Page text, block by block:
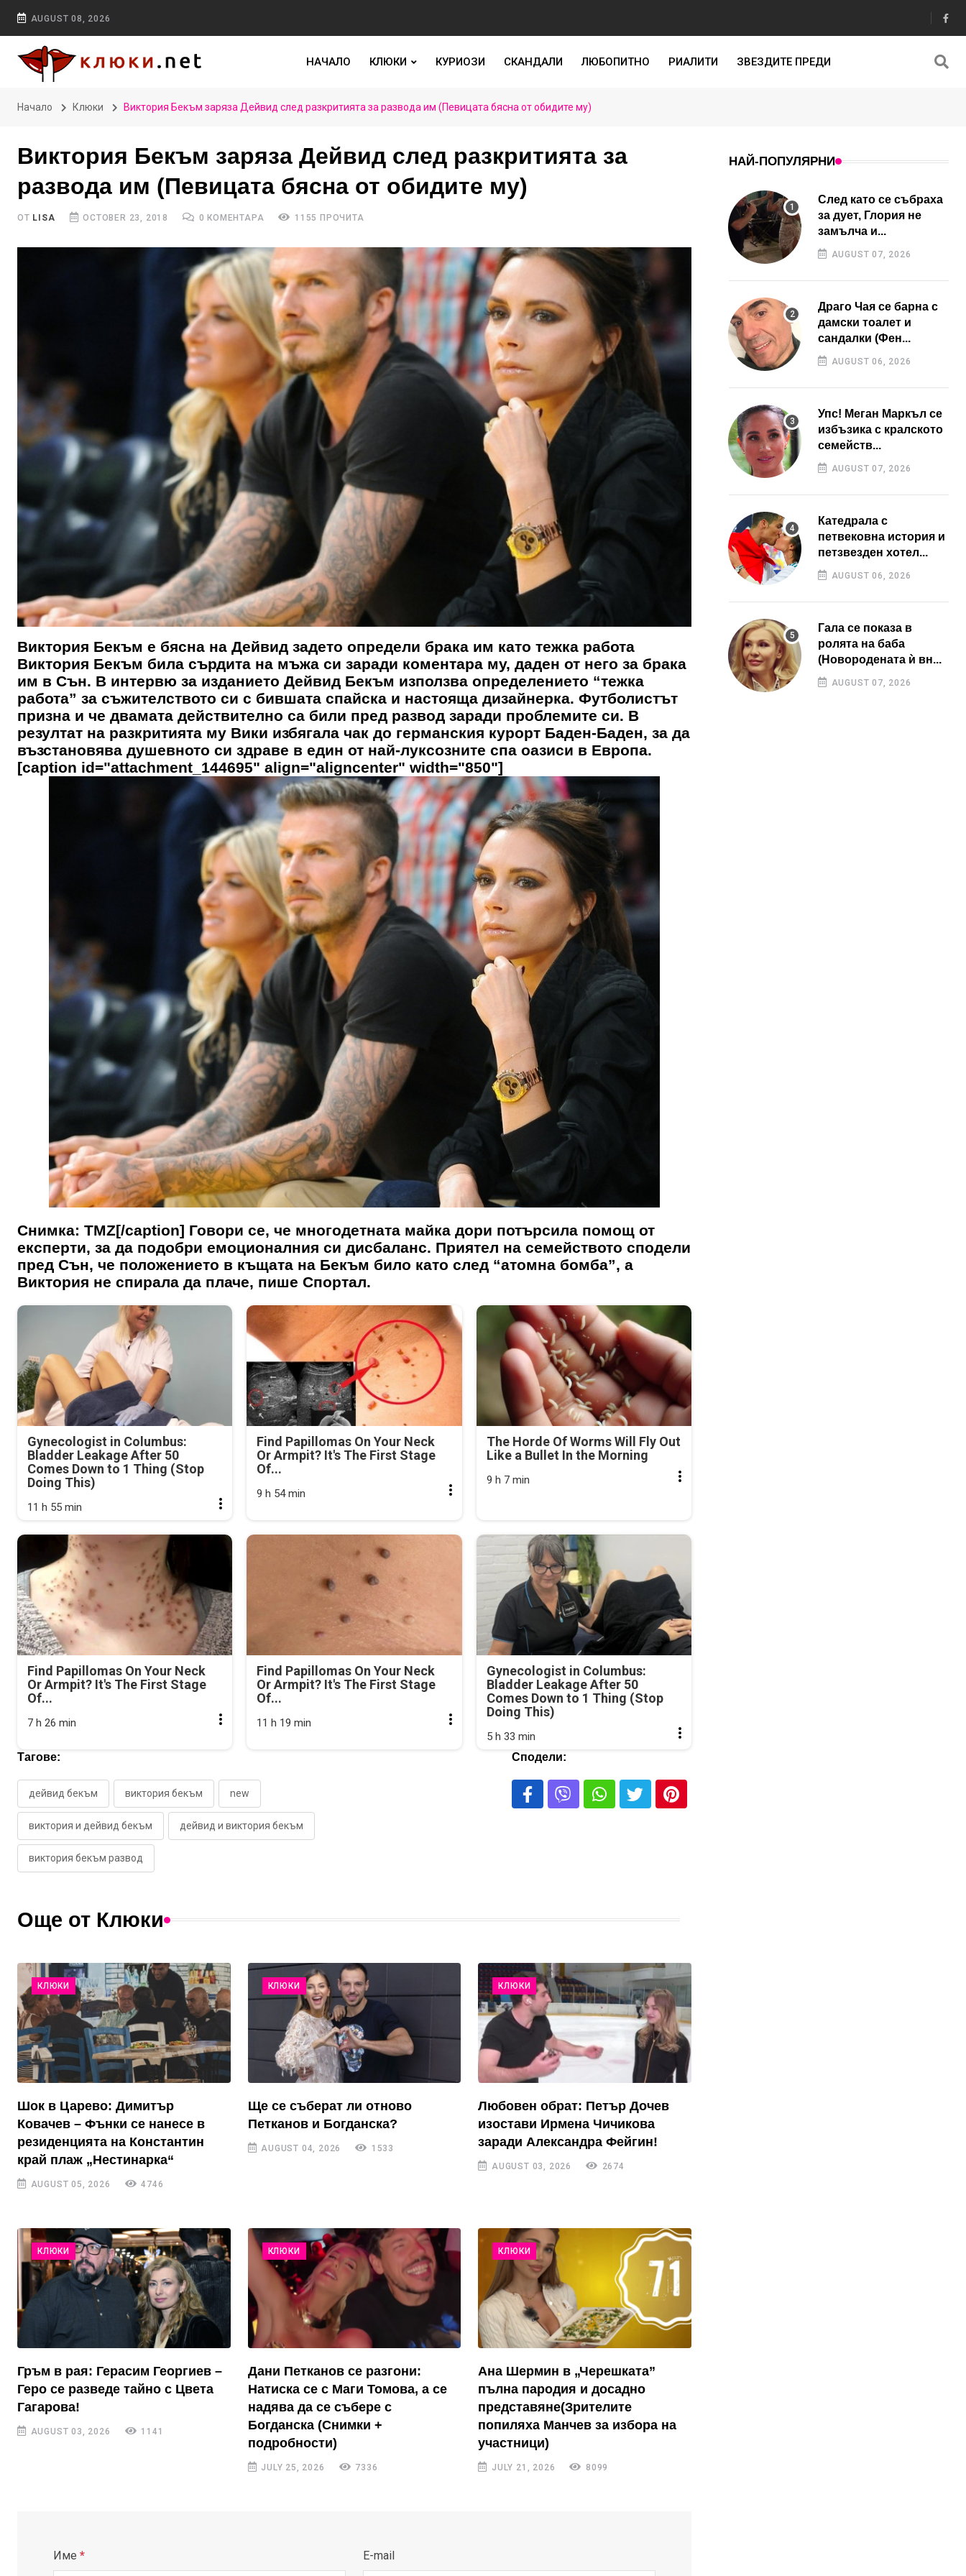
AUGUST 08, 2026
НАЧАЛО КЛЮКИ КУРИОЗИ СКАНДАЛИ ЛЮБОПИТНО РИАЛИТИ ЗВЕЗДИТЕ ПРЕДИ
Начало Клюки Виктория Бекъм заряза Дейвид след разкритията за развода им (Певицата бясна от обидите му)
Виктория Бекъм заряза Дейвид след разкритията за
развода им (Певицата бясна от обидите му)
ОТ LISA OCTOBER 23, 2018 0 КОМЕНТАРА 1155 ПРОЧИТА
Виктория Бекъм е бясна на Дейвид задето определи брака им като тежка работа
Виктория Бекъм била сърдита на мъжа си заради коментара му, даден от него за брака
им в Сън. В интервю за изданието Дейвид Бекъм използва определението “тежка
работа” за съжителството си с бившата спайска и настояща дизайнерка. Футболистът
призна и че двамата действително са били пред развод заради проблемите си. В
резултат на разкритията му Вики избягала чак до германския курорт Баден-Баден, за да
възстановява душевното си здраве в един от най-луксозните спа оазиси в Европа.
[caption id="attachment_144695" align="aligncenter" width="850"]
Снимка: TMZ[/caption] Говори се, че многодетната майка дори потърсила помощ от
експерти, за да подобри емоционалния си дисбаланс. Приятел на семейството сподели
пред Сън, че положението в къщата на Бекъм било като след “атомна бомба”, а
Виктория не спирала да плаче, пише Спортал.
Gynecologist in Columbus:
Bladder Leakage After 50
Comes Down to 1 Thing (Stop
Doing This)
11 h 55 min
Find Papillomas On Your Neck
Or Armpit? It's The First Stage
Of...
9 h 54 min
The Horde Of Worms Will Fly Out
Like a Bullet In the Morning
9 h 7 min
Find Papillomas On Your Neck
Or Armpit? It's The First Stage
Of...
7 h 26 min
Find Papillomas On Your Neck
Or Armpit? It's The First Stage
Of...
11 h 19 min
Gynecologist in Columbus:
Bladder Leakage After 50
Comes Down to 1 Thing (Stop
Doing This)
5 h 33 min
Тагове:
дейвид бекъм виктория бекъм new
виктория и дейвид бекъм дейвид и виктория бекъм
виктория бекъм развод
Сподели:
Още от Клюки
КЛЮКИ
Шок в Царево: Димитър
Ковачев – Фънки се нанесе в
резиденцията на Константин
край плаж „Нестинарка“
AUGUST 05, 2026 4746
КЛЮКИ
Ще се съберат ли отново
Петканов и Богданска?
AUGUST 04, 2026 1533
КЛЮКИ
Любовен обрат: Петър Дочев
изостави Ирмена Чичикова
заради Александра Фейгин!
AUGUST 03, 2026 2674
КЛЮКИ
Гръм в рая: Герасим Георгиев –
Геро се разведе тайно с Цвета
Гагарова!
AUGUST 03, 2026 1141
КЛЮКИ
Дани Петканов се разгони:
Натиска се с Маги Томова, а се
надява да се събере с
Богданска (Снимки +
подробности)
JULY 25, 2026 7336
КЛЮКИ
Ана Шермин в „Черешката”
пълна пародия и досадно
представяне(Зрителите
попиляха Манчев за избора на
участници)
JULY 21, 2026 8099
Име * E-mail
НАЙ-ПОПУЛЯРНИ
След като се събраха
за дует, Глория не
замълча и...
AUGUST 07, 2026
Драго Чая се барна с
дамски тоалет и
сандалки (Фен...
AUGUST 06, 2026
Упс! Меган Маркъл се
избъзика с кралското
семейств...
AUGUST 07, 2026
Катедрала с
петвековна история и
петзвезден хотел...
AUGUST 06, 2026
Гала се показа в
ролята на баба
(Новородената ѝ вн...
AUGUST 07, 2026